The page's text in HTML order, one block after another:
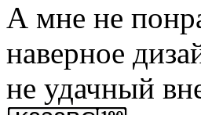
А мне не
наверное
не удачный